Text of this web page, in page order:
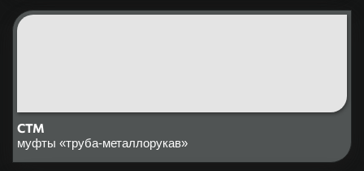
СТМ
муфты «труба-металлорукав»